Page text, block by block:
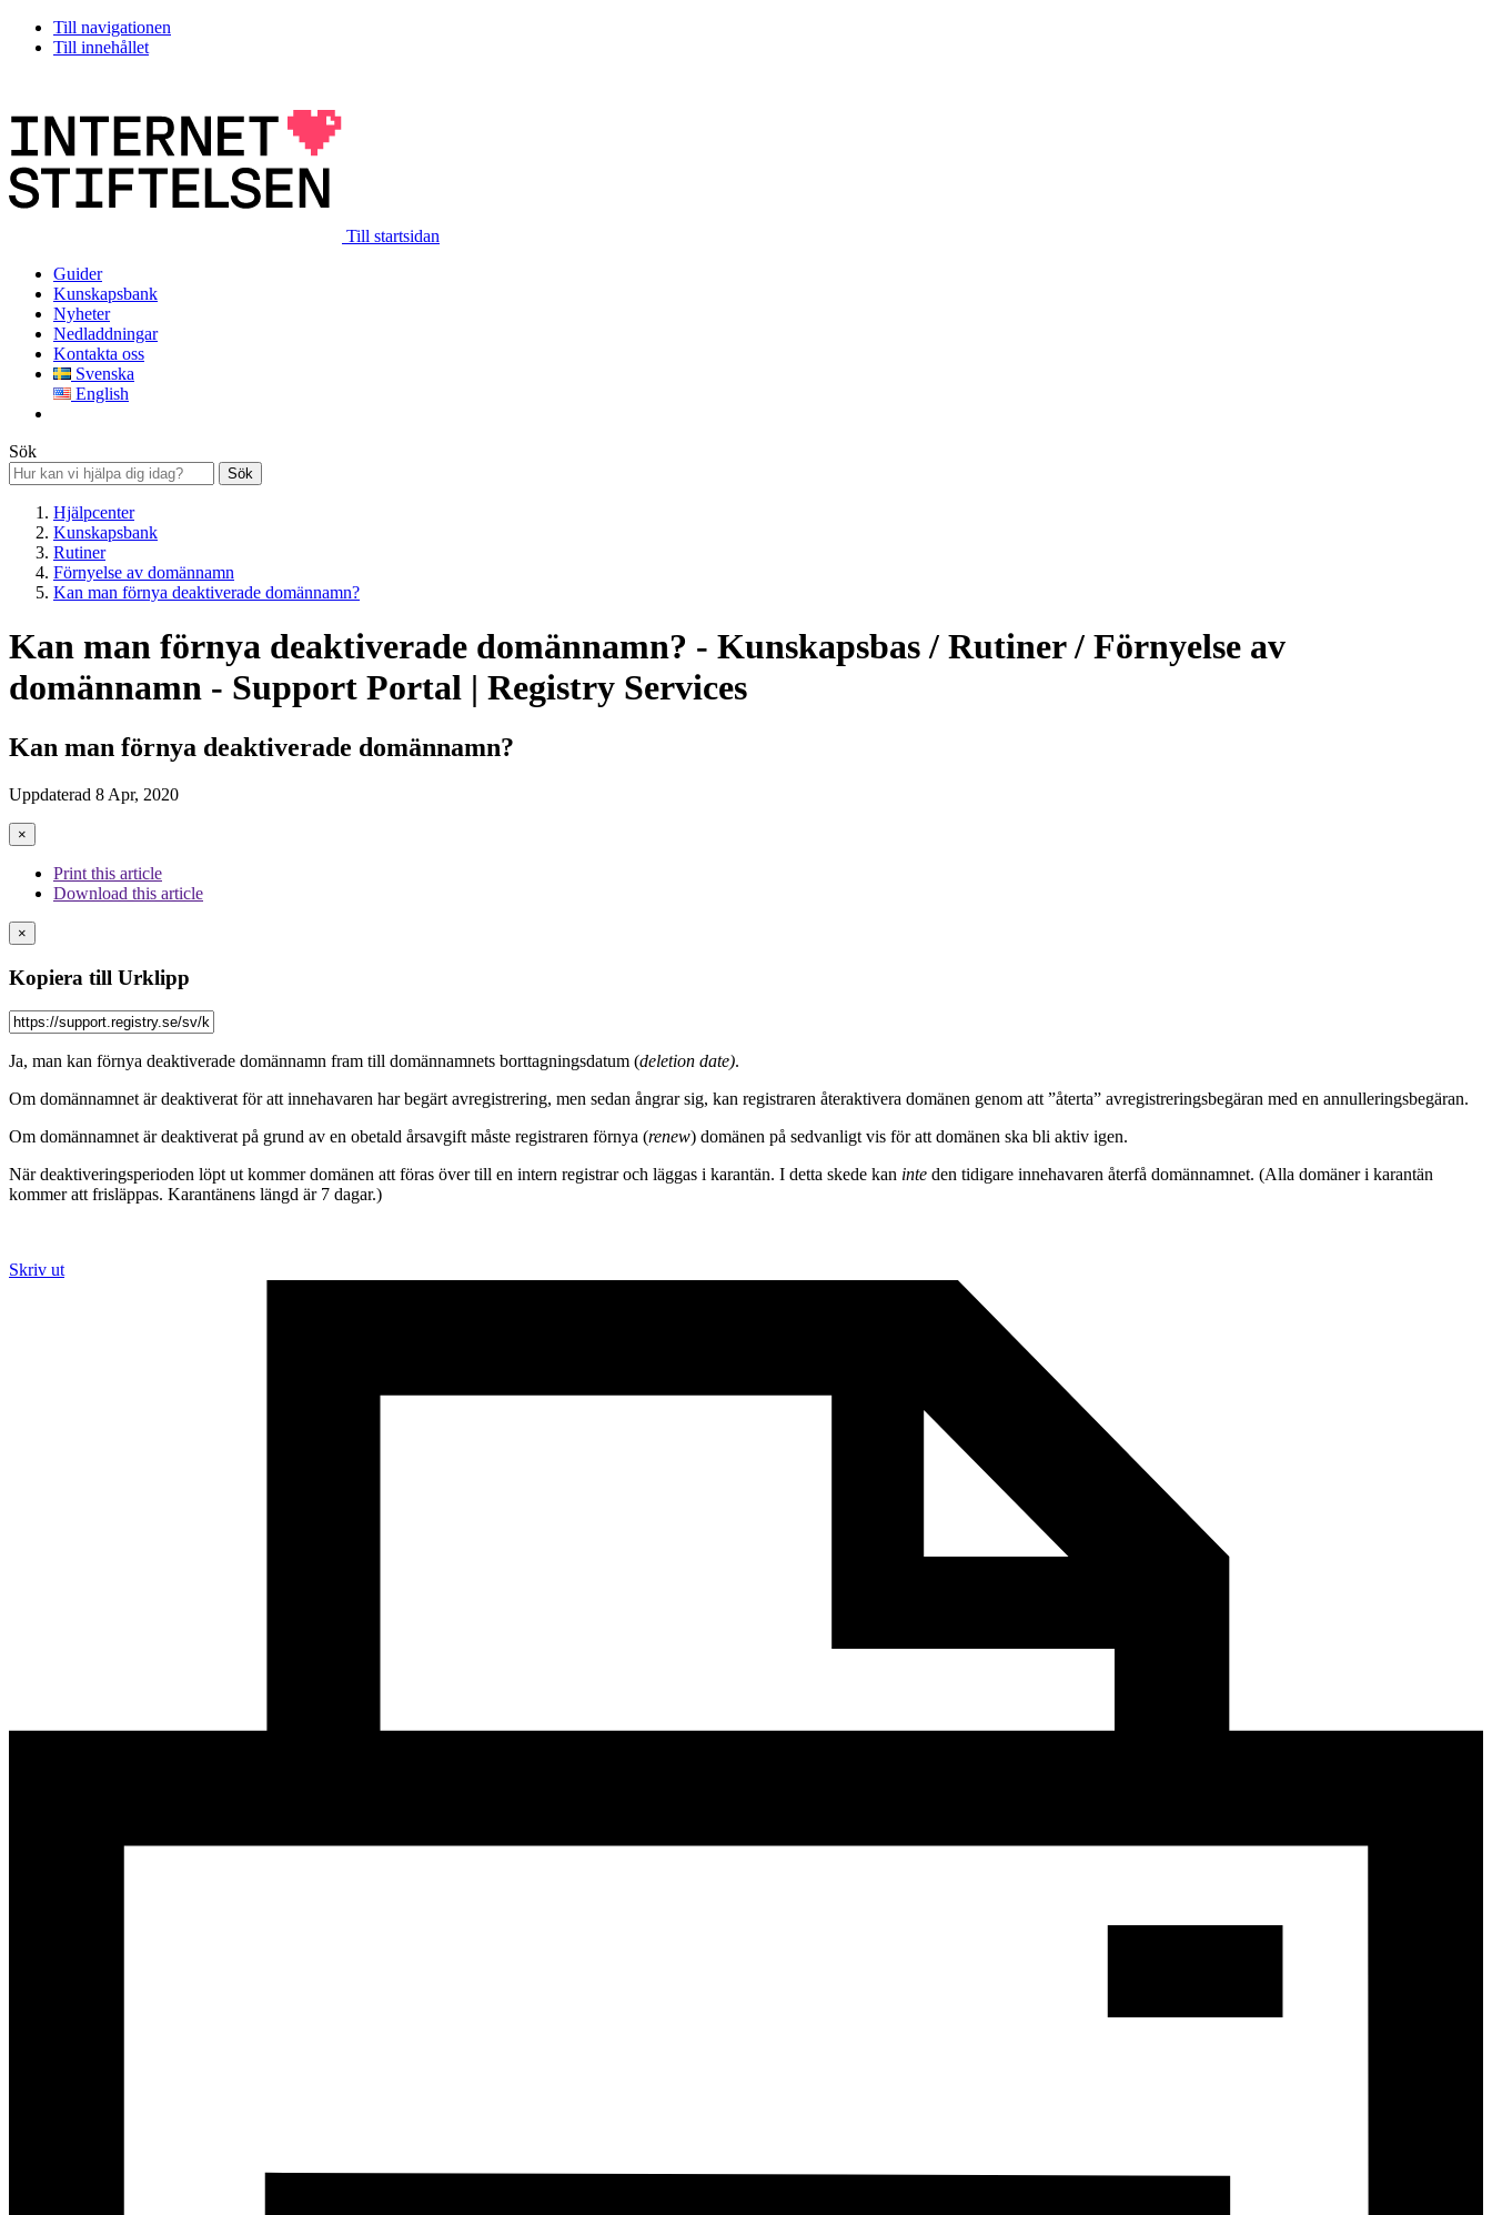
Till navigationen
Till innehållet
Till startsidan
Guider
Kunskapsbank
Nyheter
Nedladdningar
Kontakta oss
Svenska
English
Sök
Sök
Hjälpcenter
Kunskapsbank
Rutiner
Förnyelse av domännamn
Kan man förnya deaktiverade domännamn?
Kan man förnya deaktiverade domännamn? - Kunskapsbas / Rutiner / Förnyelse av
domännamn - Support Portal | Registry Services
Kan man förnya deaktiverade domännamn?
Uppdaterad 8 Apr, 2020
×
Print this article
Download this article
×
Kopiera till Urklipp
Ja, man kan förnya deaktiverade domännamn fram till domännamnets borttagningsdatum (deletion date).
Om domännamnet är deaktiverat för att innehavaren har begärt avregistrering, men sedan ångrar sig, kan registraren återaktivera domänen genom att ”återta” avregistreringsbegäran med en annulleringsbegäran.
Om domännamnet är deaktiverat på grund av en obetald årsavgift måste registraren förnya (renew) domänen på sedvanligt vis för att domänen ska bli aktiv igen.
När deaktiveringsperioden löpt ut kommer domänen att föras över till en intern registrar och läggas i karantän. I detta skede kan inte den tidigare innehavaren återfå domännamnet. (Alla domäner i karantän
kommer att frisläppas. Karantänens längd är 7 dagar.)
Skriv ut